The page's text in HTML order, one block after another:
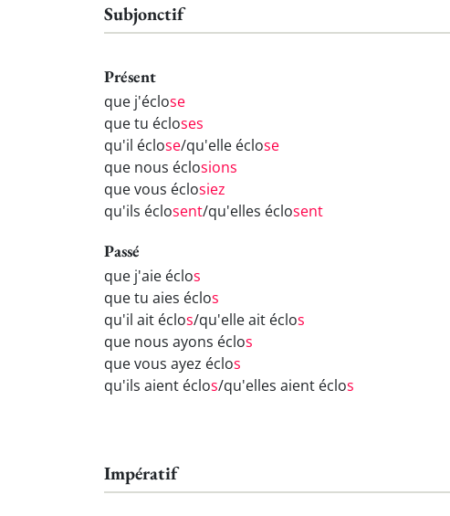
Subjonctif
Présent
que j'éclose
que tu écloses
qu'il éclose/qu'elle éclose
que nous éclosions
que vous éclosiez
qu'ils éclosent/qu'elles éclosent
Passé
que j'aie éclos
que tu aies éclos
qu'il ait éclos/qu'elle ait éclos
que nous ayons éclos
que vous ayez éclos
qu'ils aient éclos/qu'elles aient éclos
Impératif